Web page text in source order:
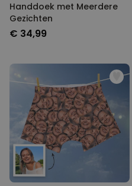
Handdoek met Meerdere
Gezichten
€ 34,99